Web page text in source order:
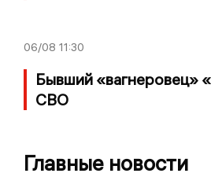
06/08 11:30
Бывший «вагнеровец»
СВО
Главные новости